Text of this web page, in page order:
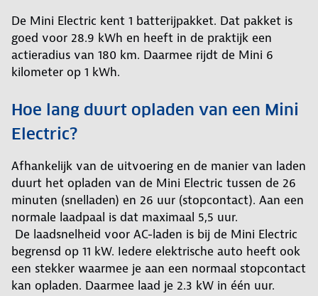
De Mini Electric kent 1 batterijpakket. Dat pakket is
goed voor 28.9 kWh en heeft in de praktijk een
actieradius van 180 km. Daarmee rijdt de Mini 6
kilometer op 1 kWh.
Hoe lang duurt opladen van een Mini
Electric?
Afhankelijk van de uitvoering en de manier van laden
duurt het opladen van de Mini Electric tussen de 26
minuten (snelladen) en 26 uur (stopcontact). Aan een
normale laadpaal is dat maximaal 5,5 uur.
De laadsnelheid voor AC-laden is bij de Mini Electric
begrensd op 11 kW. Iedere elektrische auto heeft ook
een stekker waarmee je aan een normaal stopcontact
kan opladen. Daarmee laad je 2.3 kW in één uur.